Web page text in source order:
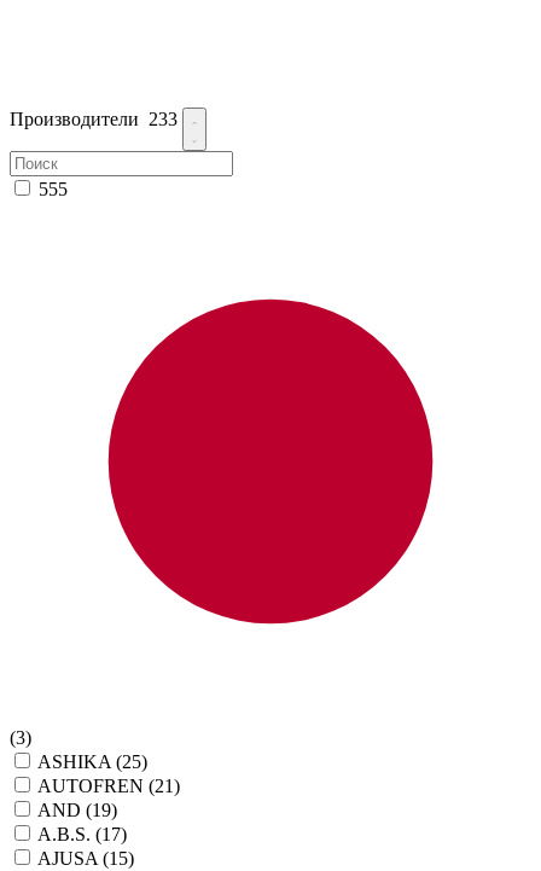
Производители 233
555
(3)
ASHIKA (25)
AUTOFREN (21)
AND (19)
A.B.S. (17)
AJUSA (15)